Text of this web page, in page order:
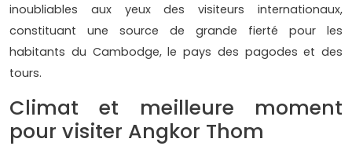
inoubliables aux yeux des visiteurs internationaux,
constituant une source de grande fierté pour les
habitants du Cambodge, le pays des pagodes et des
tours.
Climat et meilleure moment
pour visiter Angkor Thom